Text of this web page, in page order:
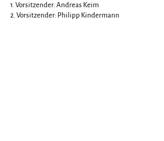
1. Vorsitzender: Andreas Keim
2. Vorsitzender: Philipp Kindermann